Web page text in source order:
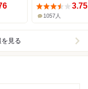
3.75
1057人
見る